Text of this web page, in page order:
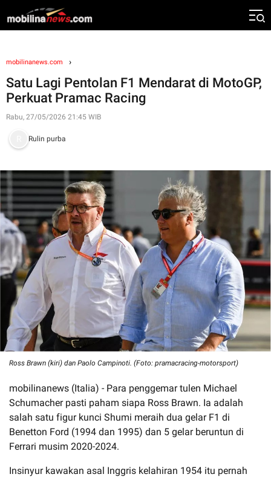
mobilinanews.com
Satu Lagi Pentolan F1 Mendarat di MotoGP,
Perkuat Pramac Racing
Rabu, 27/05/2026 21:45 WIB
Rulin purba
Ross Brawn (kiri) dan Paolo Campinoti. (Foto: pramacracing-motorsport)
mobilinanews (Italia) - Para penggemar tulen Michael
Schumacher pasti paham siapa Ross Brawn. Ia adalah
salah satu figur kunci Shumi meraih dua gelar F1 di
Benetton Ford (1994 dan 1995) dan 5 gelar beruntun di
Ferrari musim 2020-2024.
Insinyur kawakan asal Inggris kelahiran 1954 itu pernah